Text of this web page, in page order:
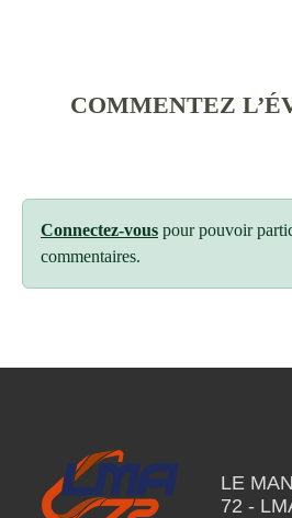
COMMENTEZ
Connectez-vous pour pouvoir
commentaires.
LE
72 -